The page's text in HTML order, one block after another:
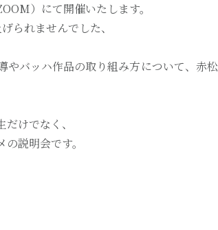
）にて開催いたします。
られませんでした、
バッハ作品の取り組み方について、赤松
けでなく、
説明会です。